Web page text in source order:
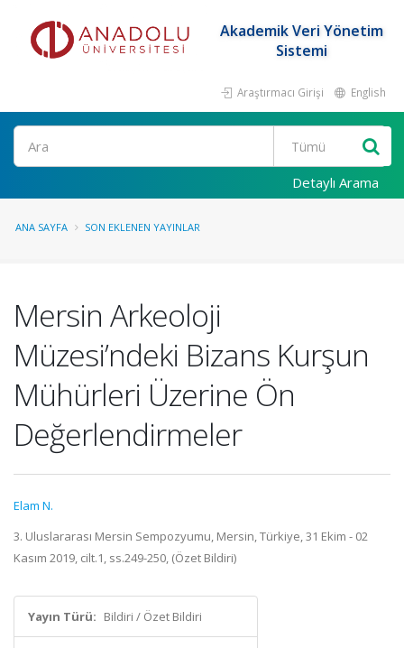
Akademik Veri Yönetim
Sistemi
Araştırmacı Girişi English
Ara
Detaylı Arama
ANA SAYFA SON EKLENEN YAYINLAR
Mersin Arkeoloji
Müzesi’ndeki Bizans Kurşun
Mühürleri Üzerine Ön
Değerlendirmeler
Elam N.
3. Uluslararası Mersin Sempozyumu, Mersin, Türkiye, 31 Ekim - 02
Kasım 2019, cilt.1, ss.249-250, (Özet Bildiri)
Yayın Türü: Bildiri / Özet Bildiri